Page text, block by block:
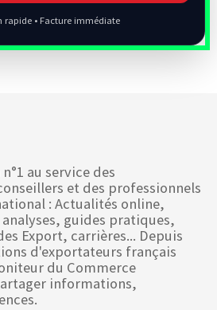
rapide • Facture immédiate
au service des
et des professionnels
: Actualités online,
guides pratiques,
Export, carrières... Depuis
d'exportateurs français
du Commerce
informations,